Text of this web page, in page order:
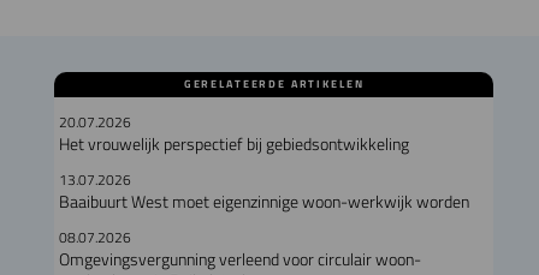
GERELATEERDE ARTIKELEN
20.07.2026
Het vrouwelijk perspectief bij gebiedsontwikkeling
13.07.2026
Baaibuurt West moet eigenzinnige woon-werkwijk worden
08.07.2026
Omgevingsvergunning verleend voor circulair woon-